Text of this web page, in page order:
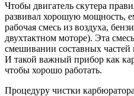
Чтобы двигатель скутера
развивал хорошую мощность,
рабочая смесь из воздуха,
двухтактном моторе). Эта
смешивании составных
И такой важный прибор как
чтобы хорошо работать.
Процедуру чистки